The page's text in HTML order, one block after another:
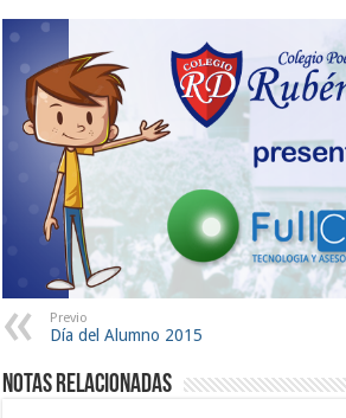
Previo
Día del Alumno 2015
Notas Relacionadas